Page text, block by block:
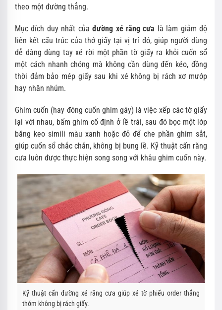
theo một đường thẳng.
Mục đích duy nhất củađường xé răng cưa là làm giảm độ
liên kết cấu trúc của thớ giấy tại vị trí đó, giúp người dùng
dễ dàng dùng tay xé rời một phần tờ giấy ra khỏi cuốn sổ
một cách nhanh chóng mà không cần dùng đến kéo, đồng
thời đảm bảo mép giấy sau khi xé không bị rách xơ mướp
hay nhăn nhúm.
Ghim cuốn (hay đóng cuốn ghim gáy) là việc xếp các tờ giấy
lại với nhau, bấm ghim cố định ở lề trái, sau đó bọc một lớp
băng keo simili màu xanh hoặc đỏ để che phần ghim sắt,
giúp cuốn sổ chắc chắn, không bị bung lề. Kỹ thuật cấn răng
cưa luôn được thực hiện song song với khâu ghim cuốn này.
Kỹ thuật cấn đường xé răng cưa giúp xé tờ phiếu order thẳng
thớm không bị rách giấy.